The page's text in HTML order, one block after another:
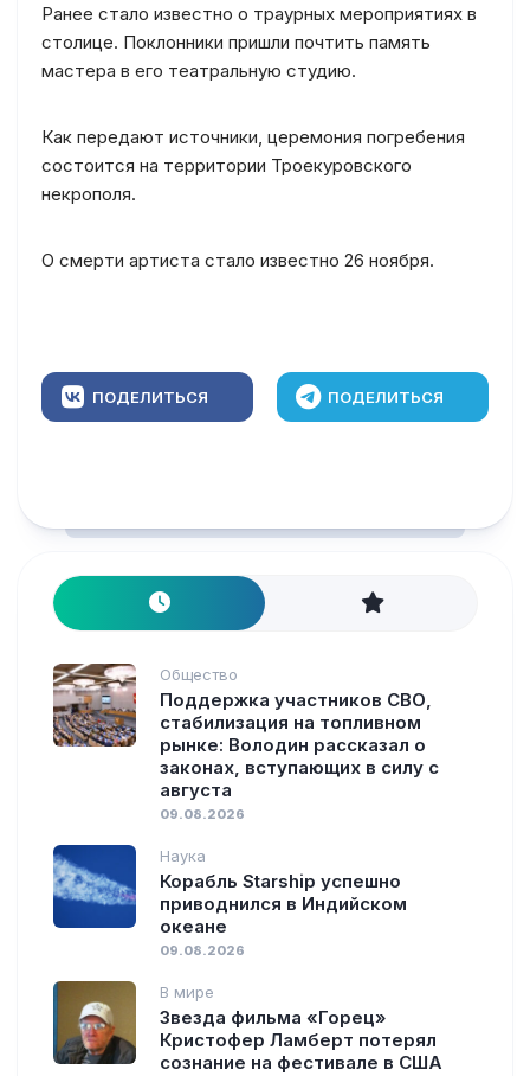
Ранее стало известно о траурных мероприятиях в
столице. Поклонники пришли почтить память
мастера в его театральную студию.
Как передают источники, церемония погребения
состоится на территории Троекуровского
некрополя.
О смерти артиста стало известно 26 ноября.
ПОДЕЛИТЬСЯ ПОДЕЛИТЬСЯ
Общество
Поддержка участников СВО,
стабилизация на топливном
рынке: Володин рассказал о
законах, вступающих в силу с
августа
09.08.2026
Наука
Корабль Starship успешно
приводнился в Индийском
океане
09.08.2026
В мире
Звезда фильма «Горец»
Кристофер Ламберт потерял
сознание на фестивале в США